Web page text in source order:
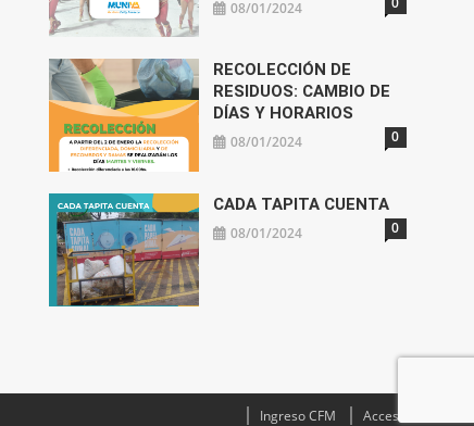
08/01/2024
RECOLECCIÓN DE
RESIDUOS: CAMBIO DE
DÍAS Y HORARIOS
08/01/2024 0
CADA TAPITA CUENTA
08/01/2024 0
Ingreso CFM Acceso